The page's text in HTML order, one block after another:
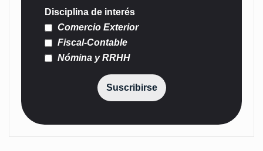
Disciplina de interés
Comercio Exterior
Fiscal-Contable
Nómina y RRHH
Suscribirse